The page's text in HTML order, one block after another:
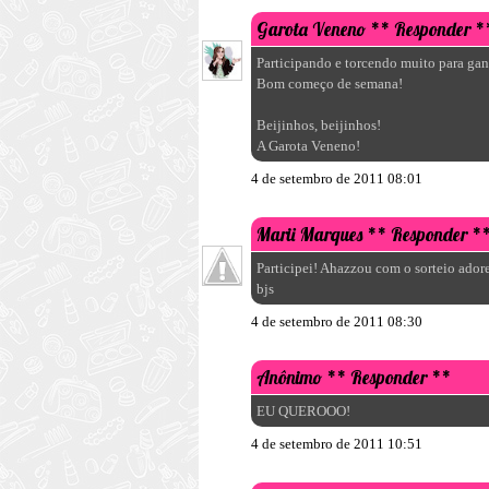
Garota Veneno ** Responder
Participando e torcendo muito para
Bom começo de semana!
Beijinhos, beijinhos!
A Garota Veneno!
4 de setembro de 2011 08:01
Marii Marques ** Responder **
Participei! Ahazzou com o sorteio
bjs
4 de setembro de 2011 08:30
Anônimo ** Responder **
EU QUEROOO!
4 de setembro de 2011 10:51